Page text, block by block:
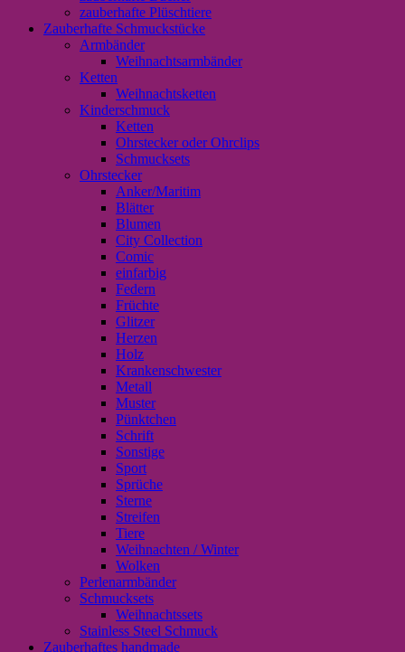
zauberhafte Plüschtiere
Zauberhafte Schmuckstücke
Armbänder
Weihnachtsarmbänder
Ketten
Weihnachtsketten
Kinderschmuck
Ketten
Ohrstecker oder Ohrclips
Schmucksets
Ohrstecker
Anker/Maritim
Blätter
Blumen
City Collection
Comic
einfarbig
Federn
Früchte
Glitzer
Herzen
Holz
Krankenschwester
Metall
Muster
Pünktchen
Schrift
Sonstige
Sport
Sprüche
Sterne
Streifen
Tiere
Weihnachten / Winter
Wolken
Perlenarmbänder
Schmucksets
Weihnachtssets
Stainless Steel Schmuck
Zauberhaftes handmade